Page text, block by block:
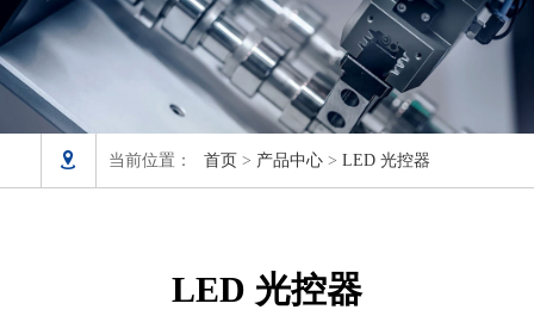
 当前位置： 首页 > 产品中心> LED 光控器
LED 光控器